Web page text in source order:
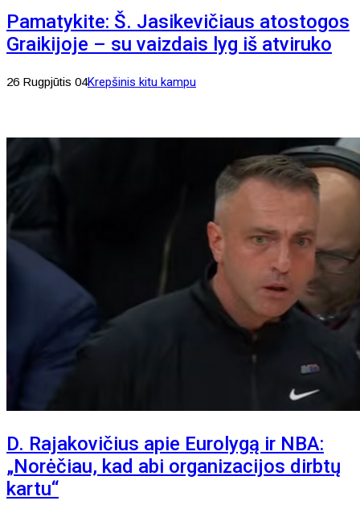
Pamatykite: Š. Jasikevičiaus atostogos
Graikijoje – su vaizdais lyg iš atviruko
26 Rugpjūtis 04Krepšinis kitu kampu
D. Rajakovičius apie Eurolygą ir NBA:
„Norėčiau, kad abi organizacijos dirbtų
kartu“